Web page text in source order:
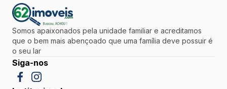
Somos apaixonados pela unidade familiar e acreditamos
que o bem mais abençoado que uma família deve possuir é
o seu lar
Siga-nos